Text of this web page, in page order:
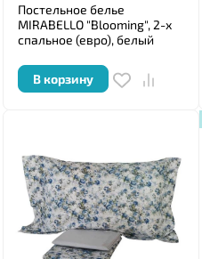
Постельное белье
MIRABELLO "Blooming", 2-х
спальное (евро), белый
В корзину